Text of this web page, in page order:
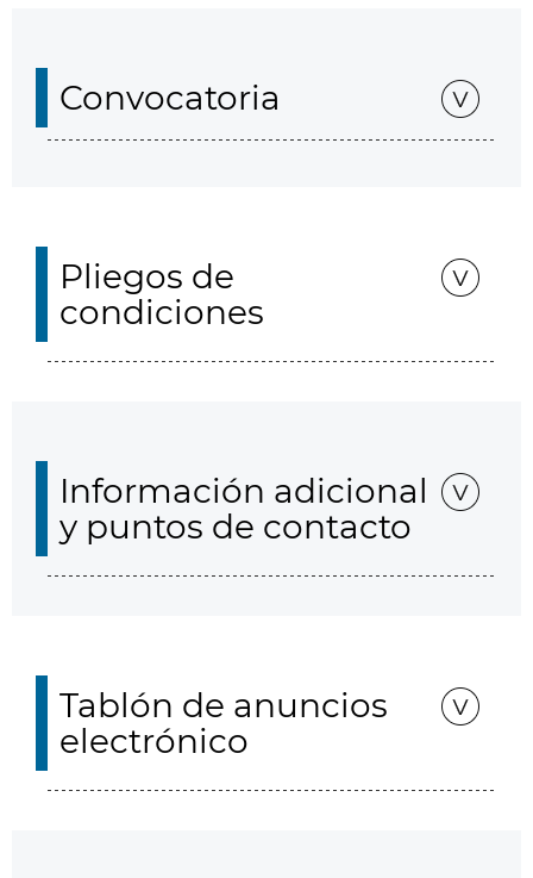
Convocatoria
Pliegos de
condiciones
Información adicional
y puntos de contacto
Tablón de anuncios
electrónico